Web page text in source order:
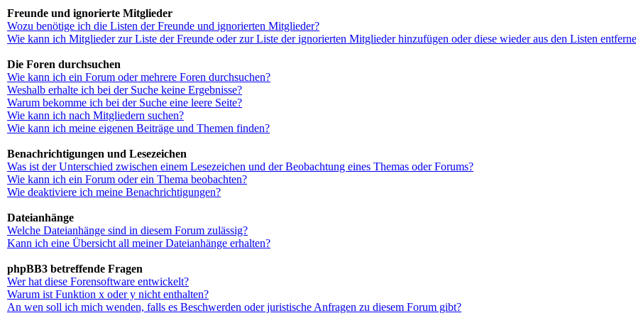
Freunde und ignorierte Mitglieder
Wozu benötige ich die Listen der Freunde und ignorierten Mitglieder?
Wie kann ich Mitglieder zur Liste der Freunde oder zur Liste der ignorierten Mitglieder hinzufügen oder diese wieder aus den Listen
Die Foren durchsuchen
Wie kann ich ein Forum oder mehrere Foren durchsuchen?
Weshalb erhalte ich bei der Suche keine Ergebnisse?
Warum bekomme ich bei der Suche eine leere Seite?
Wie kann ich nach Mitgliedern suchen?
Wie kann ich meine eigenen Beiträge und Themen finden?
Benachrichtigungen und Lesezeichen
Was ist der Unterschied zwischen einem Lesezeichen und der Beobachtung eines Themas oder Forums?
Wie kann ich ein Forum oder ein Thema beobachten?
Wie deaktiviere ich meine Benachrichtigungen?
Dateianhänge
Welche Dateianhänge sind in diesem Forum zulässig?
Kann ich eine Übersicht all meiner Dateianhänge erhalten?
phpBB3 betreffende Fragen
Wer hat diese Forensoftware entwickelt?
Warum ist Funktion x oder y nicht enthalten?
An wen soll ich mich wenden, falls es Beschwerden oder juristische Anfragen zu diesem Forum gibt?